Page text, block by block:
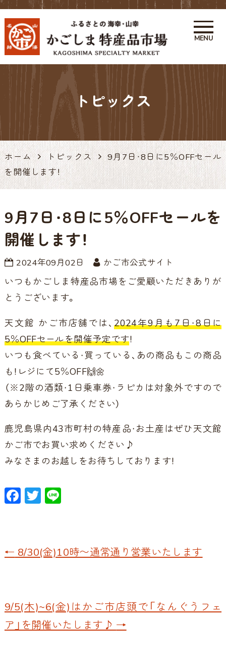
かごしま特産品市場 かご市 鹿
児島の特産品・お土産アンテナ
MENU
トピックス
ホーム トピックス
9月7日・8日に5％OFFセール
を開催します！
9月7日・8日に5％OFFセールを
開催します！
2024年09月02日 かご市公式サイト
いつもかごしま特産品市場をご愛顧いただきありが
とうございます。
天文館 かご市店舗では、2024年9月も7日・8日に
5％OFFセールを開催予定です！
いつも食べている・買っている、あの商品もこの商品
も！レジにて5％OFF🙌🌼
（※2階の酒類・1日乗車券・ラピカは対象外ですので
あらかじめご了承ください）
鹿児島県内43市町村の特産品・お土産はぜひ天文館
かご市でお買い求めください♪
みなさまのお越しをお待ちしております！
F
b
o
T
er
Li
← 8/30(金)10時〜通常通り営業いたします
9/5(木)~6(金)はかご市店頭で「なんぐうフェ
ア」を開催いたします♪ →